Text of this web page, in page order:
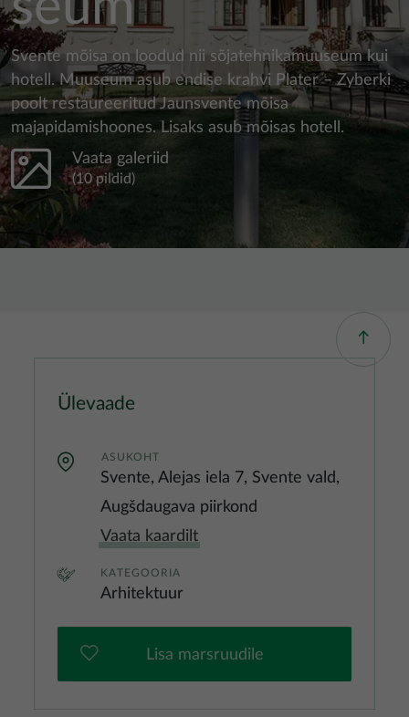
Svente mõisa on loodud nii sõjatehnikamuuseum kui
hotell. Muuseum asub endise krahvi Plater – Zyberki
poolt restaureeritud Jaunsvente mõisa
majapidamishoones. Lisaks asub mõisas hotell.
Vaata galeriid
(10 pildid)
Ülevaade
ASUKOHT
Svente, Alejas iela 7, Svente vald,
Augšdaugava piirkond
Vaata kaardilt
KATEGOORIA
Arhitektuur
Lisa marsruudile